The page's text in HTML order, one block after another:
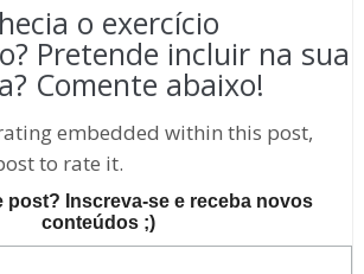
o exercício
Pretende incluir na sua
Comente abaixo!
embedded within this post,
to rate it.
post? Inscreva-se e receba novos
conteúdos ;)